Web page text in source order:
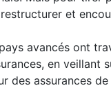
et
avancés ont
en veillant
des assurances